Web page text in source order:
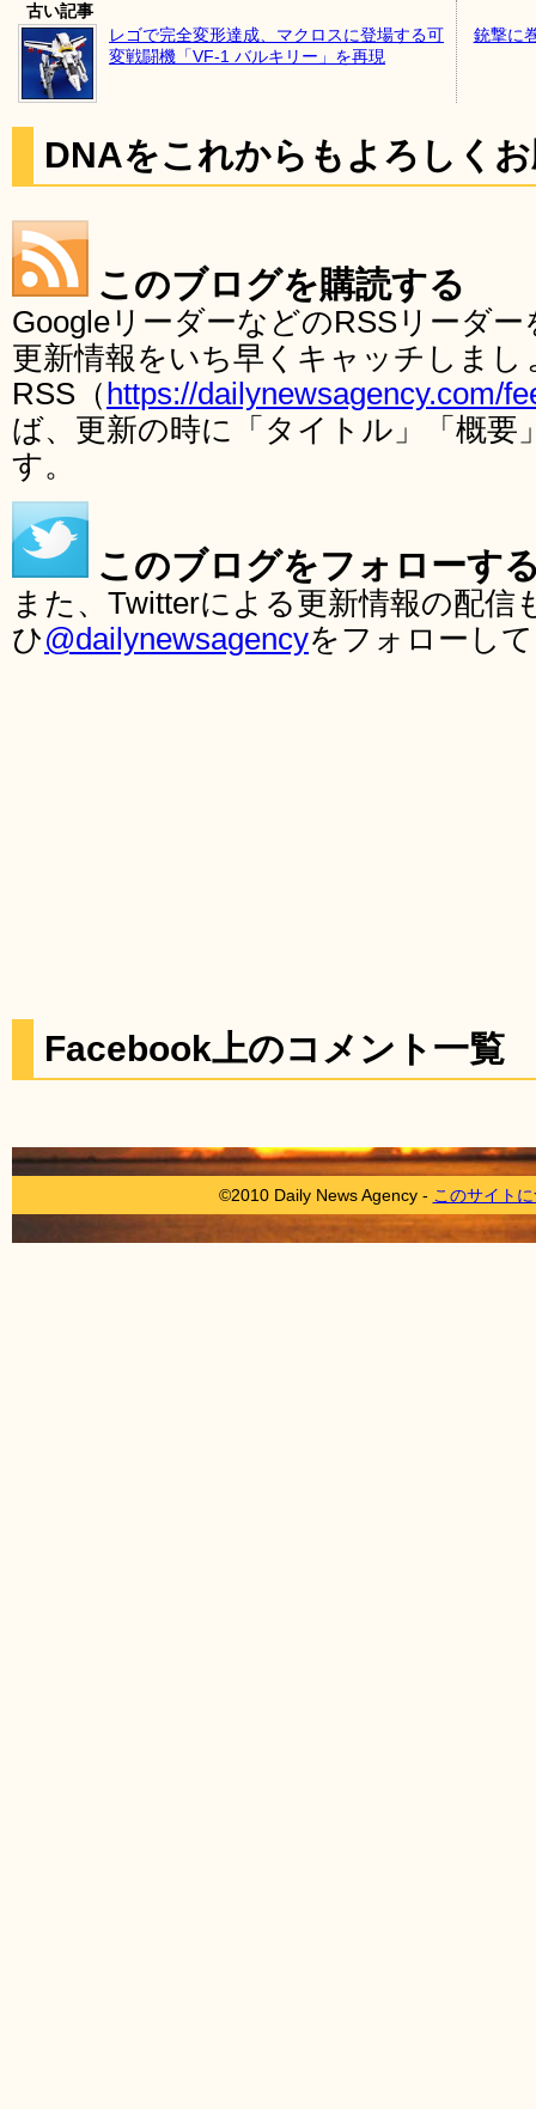
古い記事
レゴで完全変形達成、マクロスに登場する可
変戦闘機「VF-1 バルキリー」を再現
銃撃に
DNAをこれからもよろしく
このブログを購読する
GoogleリーダーなどのRSSリーダ
更新情報をいち早くキャッチしま
RSS（ https://dailynewsagency.com/
ば、更新の時に「タイトル」「概要
す。
このブログをフォローす
また、Twitterによる更新情報の配
ひ@dailynewsagencyをフォローし
Facebook上のコメント一覧
©2010 Daily News Agency - このサイト